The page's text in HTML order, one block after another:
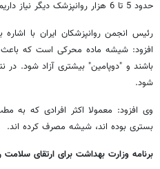
حدود 5 تا 6 هزار روانپزشک دیگر نیاز داریم.
رئیس انجمن روانپزشکان ایران با
افزود: شیشه ماده محرکی است که
باشند و "دوپامین" بیشتری آزاد شود.
شود.
وی افزود: معمولا اکثر افرادی که به
بستری بوده اند، شیشه مصرف کرده اند.
برنامه وزارت بهداشت برای ارتقای سلامت